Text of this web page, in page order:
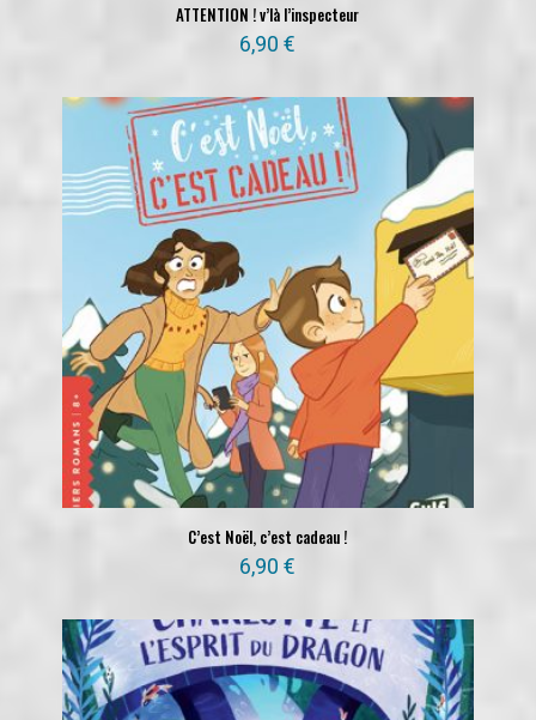
ATTENTION ! v’là l’inspecteur
6,90€
C’est Noël, c’est cadeau !
6,90€